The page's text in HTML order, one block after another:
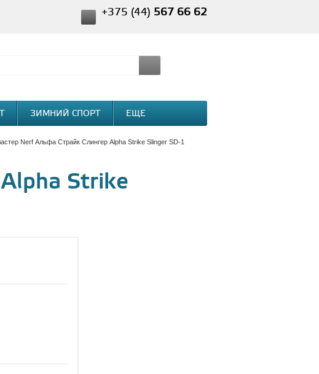
+375 (44) 567 66 62
ЗИМНИЙ СПОРТ ЕЩЕ
Nerf Альфа Страйк Слингер Alpha Strike Slinger SD-1
Strike